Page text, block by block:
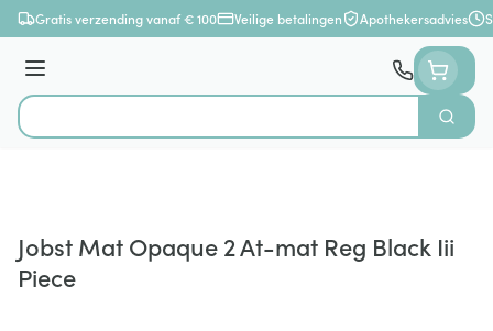
Ga naar de inhoud
Gratis verzending vanaf € 100 Veilige betalingen Apothekersadvies
Menu
Product, merk, categorie...
Zoek
Jobst Mat Opaque 2 At-mat Reg Black Iii
Piece